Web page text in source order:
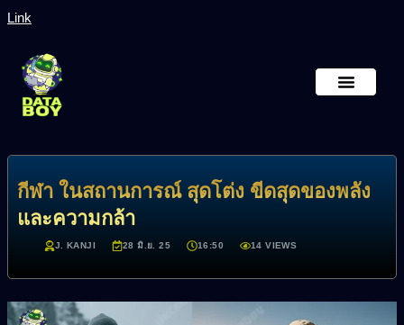
Link
กีฬา ในสถานการณ์ สุดโต่ง ขีดสุดของพลัง
และความกล้า
J. KANJI 28 มิ.ย. 25 16:50 14 VIEWS